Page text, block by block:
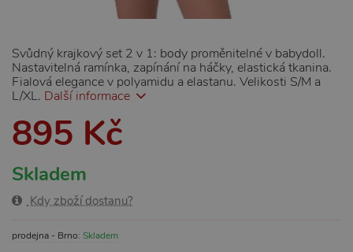
Svůdný krajkový set 2 v 1: body proměnitelné v babydoll.
Nastavitelná ramínka, zapínání na háčky, elastická tkanina.
Fialová elegance v polyamidu a elastanu. Velikosti S/M a
L/XL. Další informace
895 Kč
Skladem
Kdy zboží dostanu?
prodejna - Brno: Skladem